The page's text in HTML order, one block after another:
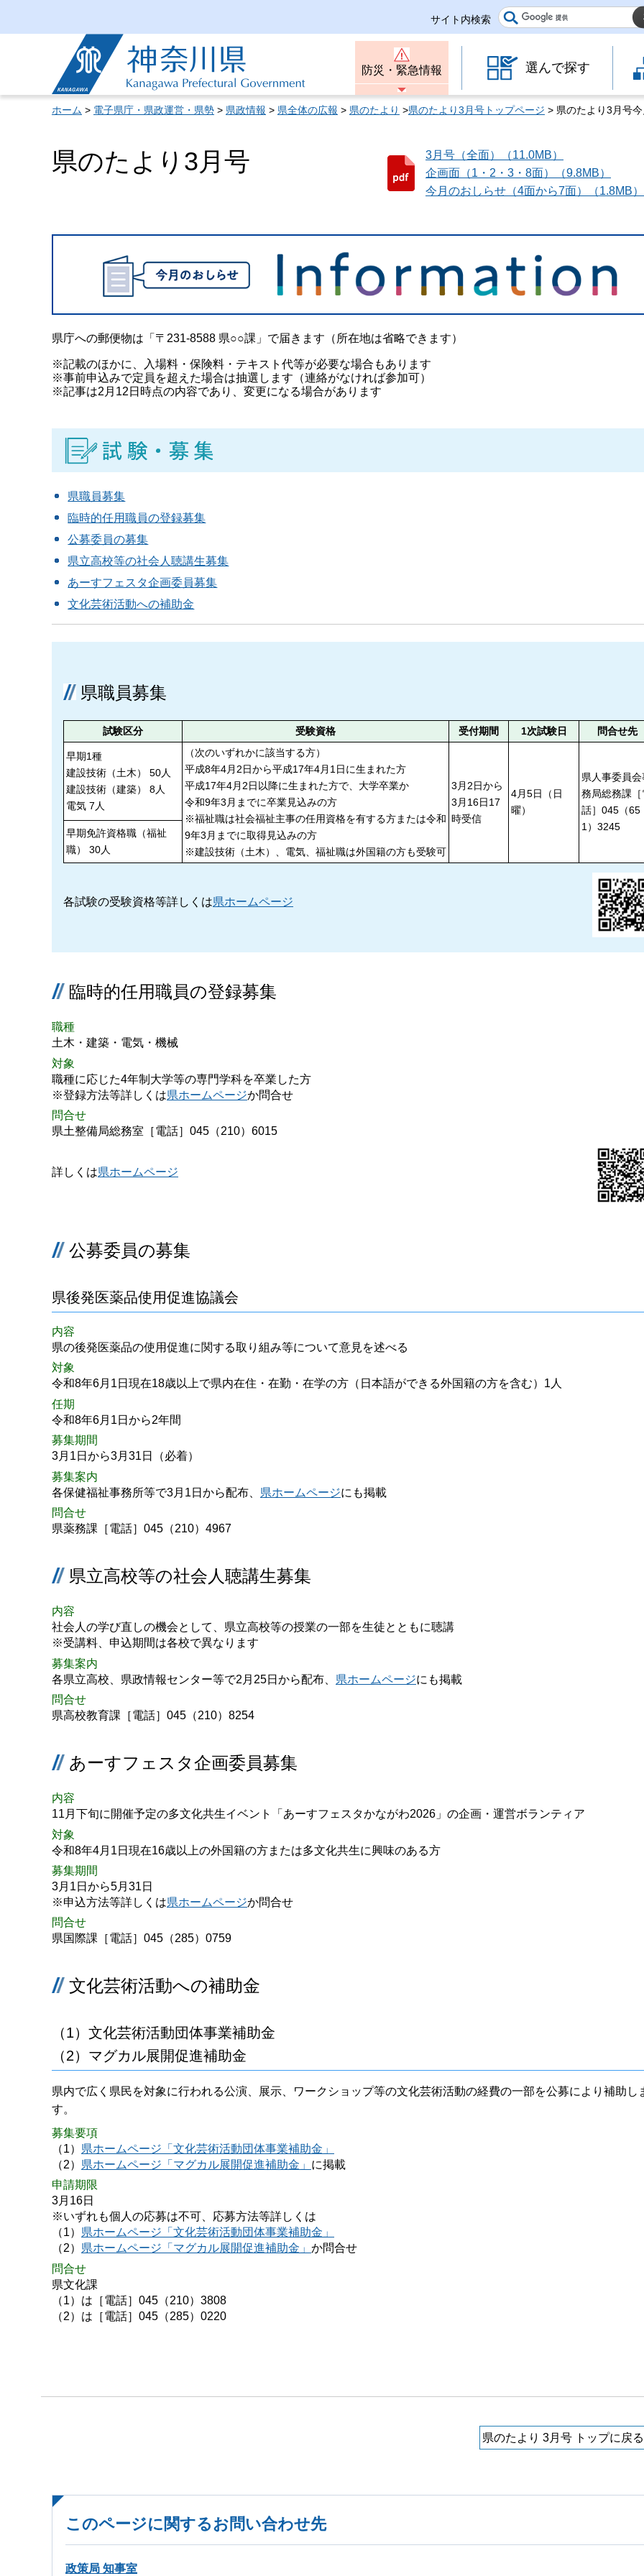
サイト内検索
神奈川県
防災・緊急情報 選んで探す
ホーム > 電子県庁・県政運営・県勢 > 県政情報 > 県全体の広報 > 県のたより >県のたより3月号トップページ > 県のたより3月号
県のたより3月号
3月号（全面）（11.0MB）
企画面（1・2・3・8面）（9.8MB）
今月のおしらせ（4面から7面）（1.8MB）
県庁への郵便物は「〒231-8588 県○○課」で届きます（所在地は省略できます）
※記載のほかに、入場料・保険料・テキスト代等が必要な場合もあります
※事前申込みで定員を超えた場合は抽選します（連絡がなければ参加可）
※記事は2月12日時点の内容であり、変更になる場合があります
県職員募集
臨時的任用職員の登録募集
公募委員の募集
県立高校等の社会人聴講生募集
あーすフェスタ企画委員募集
文化芸術活動への補助金
県職員募集
試験区分 受験資格 受付期間 1次試験日 問合せ先
早期1種
建設技術（土木） 50人
建設技術（建築） 8人
電気 7人
（次のいずれかに該当する方）
平成8年4月2日から平成17年4月1日に生まれた方
平成17年4月2日以降に生まれた方で、大学卒業か
令和9年3月までに卒業見込みの方
※福祉職は社会福祉主事の任用資格を有する方または令和
9年3月までに取得見込みの方
※建設技術（土木）、電気、福祉職は外国籍の方も受験可
3月2日から
3月16日17
時受信
4月5日（日
曜）
県人事委員会
務局総務課
話］045（65
1）3245
早期免許資格職（福祉
職） 30人
各試験の受験資格等詳しくは県ホームページ
臨時的任用職員の登録募集
職種
土木・建築・電気・機械
対象
職種に応じた4年制大学等の専門学科を卒業した方
※登録方法等詳しくは県ホームページか問合せ
問合せ
県土整備局総務室［電話］045（210）6015
詳しくは県ホームページ
公募委員の募集
県後発医薬品使用促進協議会
内容
県の後発医薬品の使用促進に関する取り組み等について意見を述べる
対象
令和8年6月1日現在18歳以上で県内在住・在勤・在学の方（日本語ができる外国籍の方を含む）1人
任期
令和8年6月1日から2年間
募集期間
3月1日から3月31日（必着）
募集案内
各保健福祉事務所等で3月1日から配布、 県ホームページにも掲載
問合せ
県薬務課［電話］045（210）4967
県立高校等の社会人聴講生募集
内容
社会人の学び直しの機会として、県立高校等の授業の一部を生徒とともに聴講
※受講料、申込期間は各校で異なります
募集案内
各県立高校、県政情報センター等で2月25日から配布、 県ホームページにも掲載
問合せ
県高校教育課［電話］045（210）8254
あーすフェスタ企画委員募集
内容
11月下旬に開催予定の多文化共生イベント「あーすフェスタかながわ2026」の企画・運営ボランティア
対象
令和8年4月1日現在16歳以上の外国籍の方または多文化共生に興味のある方
募集期間
3月1日から5月31日
※申込方法等詳しくは県ホームページか問合せ
問合せ
県国際課［電話］045（285）0759
文化芸術活動への補助金
（1）文化芸術活動団体事業補助金
（2）マグカル展開促進補助金
県内で広く県民を対象に行われる公演、展示、ワークショップ等の文化芸術活動の経費の一部を公募により補助し
す。
募集要項
（1） 県ホームページ「文化芸術活動団体事業補助金」
（2） 県ホームページ「マグカル展開促進補助金」 に掲載
申請期限
3月16日
※いずれも個人の応募は不可、応募方法等詳しくは
（1） 県ホームページ「文化芸術活動団体事業補助金」
（2） 県ホームページ「マグカル展開促進補助金」 か問合せ
問合せ
県文化課
（1）は［電話］045（210）3808
（2）は［電話］045（285）0220
県のたより 3月号 トップに戻る
このページに関するお問い合わせ先
政策局 知事室